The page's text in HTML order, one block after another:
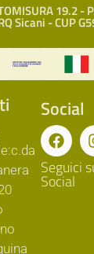
19.2 -
Sicani - CUP
Social
Seguici
Social